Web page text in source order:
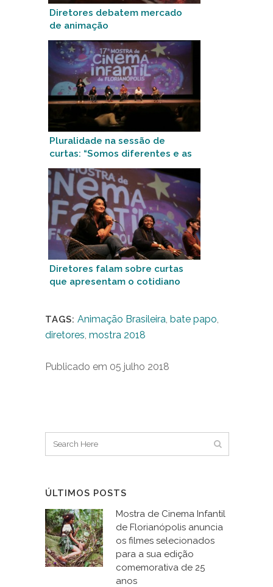
Diretores debatem mercado
de animação
Pluralidade na sessão de
curtas: “Somos diferentes e as
belezas também”
Diretores falam sobre curtas
que apresentam o cotidiano
TAGS: Animação Brasileira bate papo
diretores mostra 2018
Publicado em 05 julho 2018
ÚLTIMOS POSTS
Mostra de Cinema Infantil
de Florianópolis anuncia
os filmes selecionados
para a sua edição
comemorativa de 25
anos